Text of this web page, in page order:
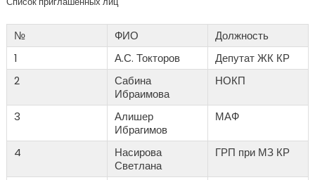
№ ФИО
Должность
1
А.С. Токторов
Депутат ЖК КР
2
Сабина
Ибраимова
НОКП
3
Алишер
Ибрагимов
МАФ
4
Насирова
Светлана
ГРП при МЗ КР